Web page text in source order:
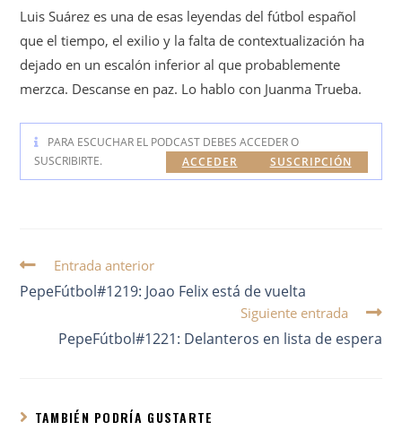
Luis Suárez es una de esas leyendas del fútbol español
que el tiempo, el exilio y la falta de contextualización ha
dejado en un escalón inferior al que probablemente
merzca. Descanse en paz. Lo hablo con Juanma Trueba.
PARA ESCUCHAR EL PODCAST DEBES ACCEDER O
SUSCRIBIRTE.
SUSCRIPCIÓN
ACCEDER
Entrada anterior
PepeFútbol#1219: Joao Felix está de vuelta
Siguiente entrada
PepeFútbol#1221: Delanteros en lista de espera
TAMBIÉN PODRÍA GUSTARTE